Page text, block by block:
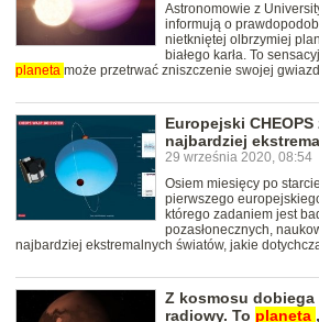
Astronomowie z
informują o
nietkniętej olbrzymiej
białego karła. To
planeta może przetrwać zniszczenie swojej
Europejski CHEOPS
najbardziej
29 września 2020, 08:54
Osiem miesięcy po
pierwszego
którego zadaniem jest
pozasłonecznych,
najbardziej ekstremalnych światów, jakie
Z kosmosu dobiega
radiowy. To planeta